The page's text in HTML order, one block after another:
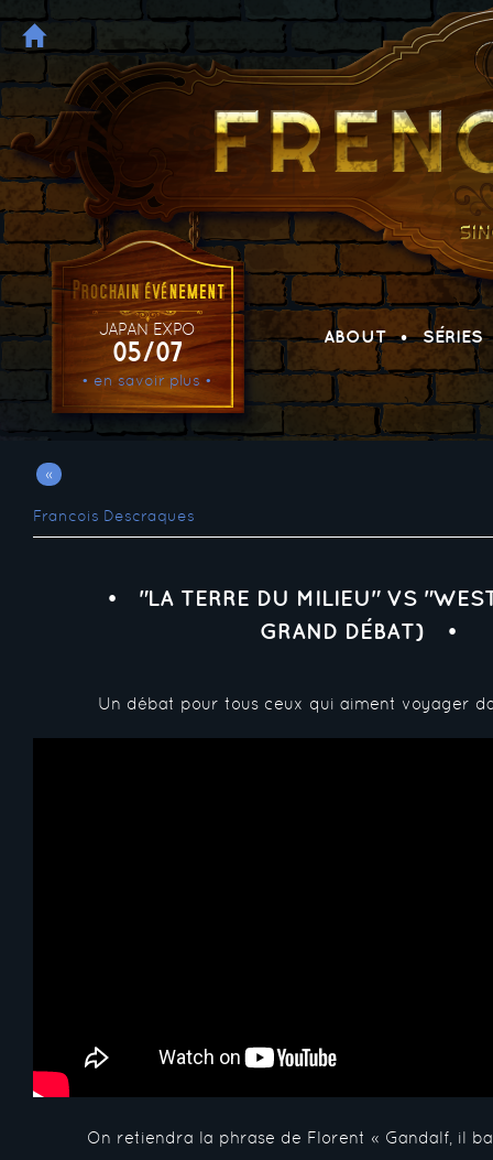
JAPAN EXPO
05/07
• en savoir plus •
ABOUT SÉRIES
«
Francois Descraques
"LA TERRE DU MILIEU" VS
GRAND DÉBAT)
Un débat pour tous ceux qui aiment voyager
On retiendra la phrase de Florent « Gandalf, il